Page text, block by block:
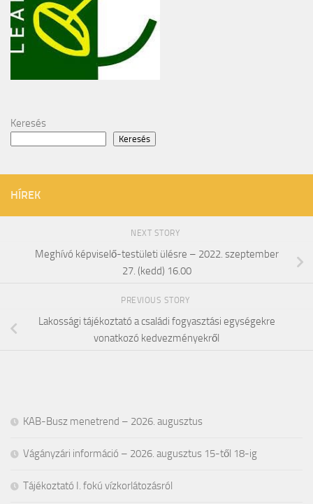
Keresés
Keresés
HÍREK
NEXT STORY
Meghívó képviselő-testületi ülésre – 2022. szeptember
27. (kedd) 16.00
PREVIOUS STORY
Lakossági tájékoztató a családi fogyasztási egységekre
vonatkozó kedvezményekről
KAB-Busz menetrend – 2026. augusztus
Vágányzári információ – 2026. augusztus 15-től 18-ig
Tájékoztató I. fokú vízkorlátozásról